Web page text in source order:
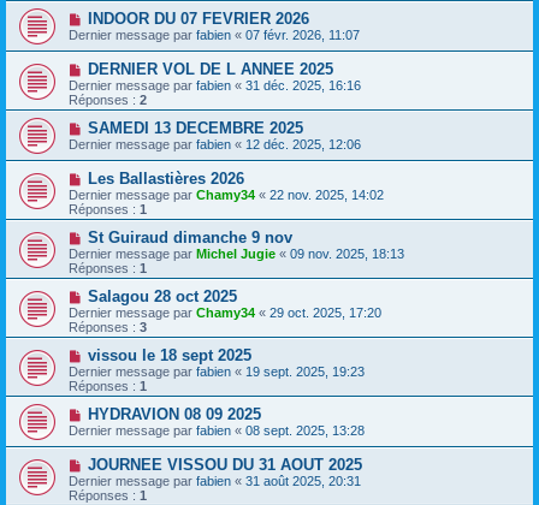
INDOOR DU 07 FEVRIER 2026
Dernier message par fabien « 07 févr. 2026, 11:07
DERNIER VOL DE L ANNEE 2025
Dernier message par fabien « 31 déc. 2025, 16:16
Réponses : 2
SAMEDI 13 DECEMBRE 2025
Dernier message par fabien « 12 déc. 2025, 12:06
Les Ballastières 2026
Dernier message par Chamy34 « 22 nov. 2025, 14:02
Réponses : 1
St Guiraud dimanche 9 nov
Dernier message par Michel Jugie « 09 nov. 2025, 18:13
Réponses : 1
Salagou 28 oct 2025
Dernier message par Chamy34 « 29 oct. 2025, 17:20
Réponses : 3
vissou le 18 sept 2025
Dernier message par fabien « 19 sept. 2025, 19:23
Réponses : 1
HYDRAVION 08 09 2025
Dernier message par fabien « 08 sept. 2025, 13:28
JOURNEE VISSOU DU 31 AOUT 2025
Dernier message par fabien « 31 août 2025, 20:31
Réponses : 1